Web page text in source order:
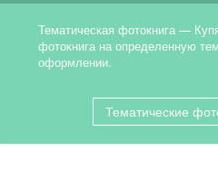
Тематическая фотокнига —
фотокнига на определенную
оформлении.
Тематические